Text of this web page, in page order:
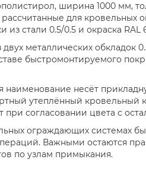
ширина 1000 мм,
для
стали 0.5/0.5 и окраска RAL
металлических
быстромонтируемого
несёт
утеплённый кровельный
при согласовании цвета с
ограждающих системах
Важными остаются
по узлам примыкания.